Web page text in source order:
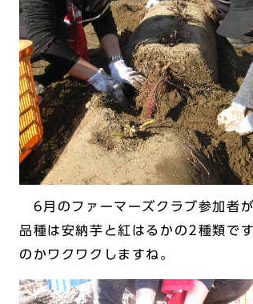
6月のファーマーズクラブ参加者が
品種は安納芋と紅はるかの2種類で
のかワクワクしますね。